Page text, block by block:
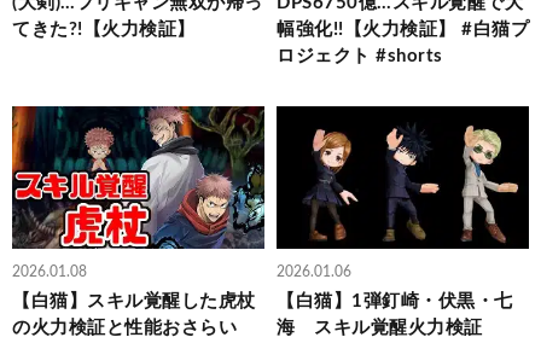
てきた?!【火力検証】
幅強化!!【火力検証】 #白猫プ
ロジェクト #shorts
2026.01.08
【白猫】スキル覚醒した虎杖
の火力検証と性能おさらい
2026.01.06
【白猫】1弾釘崎・伏黒・七
海 スキル覚醒火力検証